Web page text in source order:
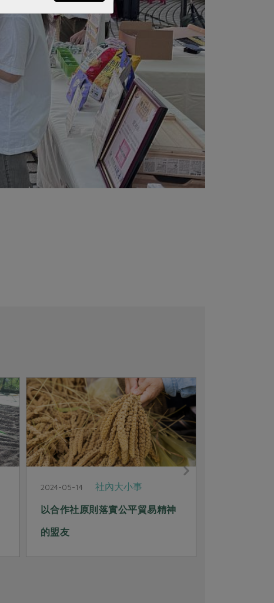
2024-05-14 社內大小事
以合作社原則落實公平貿易精神
的盟友